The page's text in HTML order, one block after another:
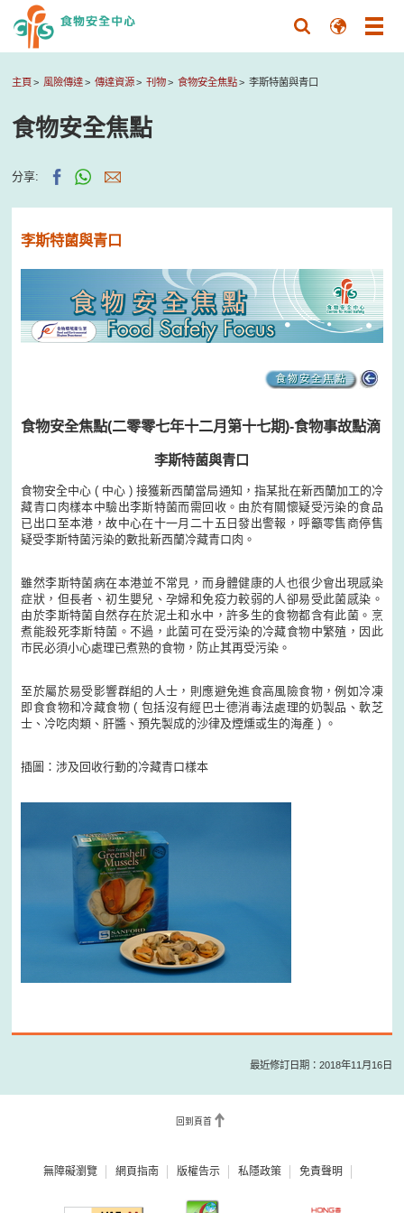
主頁 風險傳達 傳達資源 刊物 食物安全焦點 李斯特菌與青口
食物安全焦點
分享:
李斯特菌與青口
食物安全焦點(二零零七年十二月第十七期)-食物事故點滴
李斯特菌與青口
食物安全中心 ( 中心 ) 接獲新西蘭當局通知，指某批在新西蘭加工的冷
藏青口肉樣本中驗出李斯特菌而需回收。由於有關懷疑受污染的食品
已出口至本港，故中心在十一月二十五日發出警報，呼籲零售商停售
疑受李斯特菌污染的數批新西蘭冷藏青口肉。
雖然李斯特菌病在本港並不常見，而身體健康的人也很少會出現感染
症狀，但長者、初生嬰兒、孕婦和免疫力較弱的人卻易受此菌感染。
由於李斯特菌自然存在於泥土和水中，許多生的食物都含有此菌。烹
煮能殺死李斯特菌。不過，此菌可在受污染的冷藏食物中繁殖，因此
市民必須小心處理已煮熟的食物，防止其再受污染。
至於屬於易受影響群組的人士，則應避免進食高風險食物，例如冷凍
即食食物和冷藏食物 ( 包括沒有經巴士德消毒法處理的奶製品、軟芝
士、冷吃肉類、肝醬、預先製成的沙律及煙燻或生的海產 ) 。
插圖：涉及回收行動的冷藏青口樣本
最近修訂日期：2018年11月16日
回到頁首
無障礙瀏覽 網頁指南 版權告示 私隱政策 免責聲明